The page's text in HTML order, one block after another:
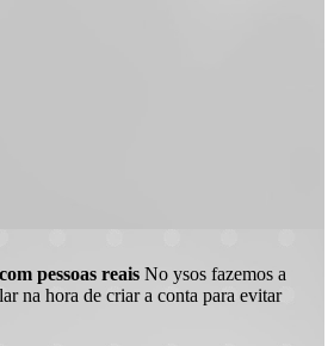
pessoas reais No ysos fazemos a
na hora de criar a conta para evitar